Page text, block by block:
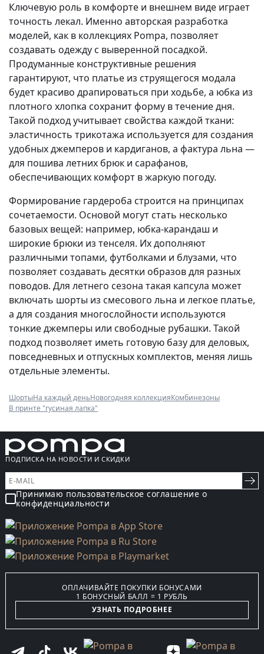
Ключевую роль в комфорте и внешнем виде играет
точность лекал. Именно авторская разработка
моделей, как в коллекциях Pompa, позволяет
создавать одежду с выверенной посадкой.
Продуманные конструктивные решения
гарантируют, что платье из струящегося модала
будет красиво драпироваться при ходьбе, а юбка из
плотного хлопка сохранит форму в течение дня.
Такой подход учитывает свойства каждой ткани:
эластичность трикотажа используется для создания
удобных джемперов и кардиганов, а фактура льна —
для пошива летних брюк и сарафанов,
обеспечивающих комфорт в жаркую погоду.
Формирование гардероба строится на принципах
сочетаемости. Основой могут стать несколько
базовых вещей: например, юбка-карандаш и
широкие брюки из тенселя. Их дополняют
различными топами, футболками и блузами, что
позволяет создавать десятки образов для разных
поводов. Для летнего сезона такая капсула может
включать шорты из смесового льна и легкое платье,
а для создания многослойности используются
тонкие джемперы или свободные рубашки. Такой
подход позволяет иметь готовую базу для деловых,
повседневных и отпускных комплектов, меняя лишь
отдельные элементы.
ШортыНа каждый деньНовогодняя коллекцияКомбинезоны
В принте "гусиная лапка"
ПОДПИСКА НА НОВОСТИ И СКИДКИ
Принимаю пользовательское соглашение о
конфиденциальности
ОПЛАЧИВАЙТЕ ПОКУПКИ БОНУСАМИ
1 БОНУСНЫЙ БАЛЛ = 1 РУБЛЬ
УЗНАТЬ ПОДРОБНЕЕ